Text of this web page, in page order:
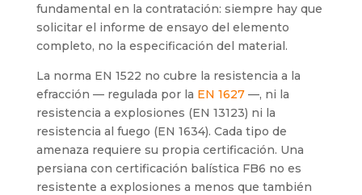
fundamental en la contratación: siempre hay que
solicitar el informe de ensayo del elemento
completo, no la especificación del material.
La norma EN 1522 no cubre la resistencia a la
efracción — regulada por la EN 1627—, ni la
resistencia a explosiones (EN 13123) ni la
resistencia al fuego (EN 1634). Cada tipo de
amenaza requiere su propia certificación. Una
persiana con certificación balística FB6 no es
resistente a explosiones a menos que también